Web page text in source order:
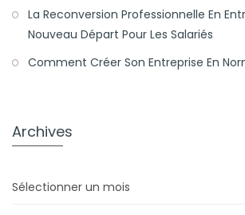
La Reconversion Professionnelle En
Nouveau Départ Pour Les Salariés
Comment Créer Son Entreprise En
Archives